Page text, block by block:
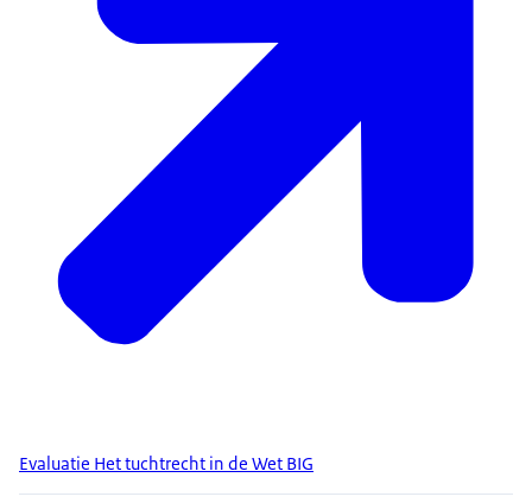
Evaluatie Het tuchtrecht in de Wet BIG